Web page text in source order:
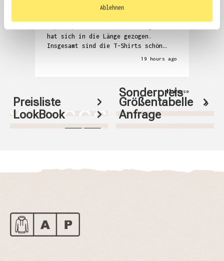
Ablehnen
Die Kommunikation zur Überprüfung der
hat sich in die Länge gezogen.
Insgesamt sind die T-Shirts schön
geworden, aber auch relativ teuer.
19 hours ago
Pause
Preisliste
Größentabelle
LookBook
Sonderpreis
Anfrage